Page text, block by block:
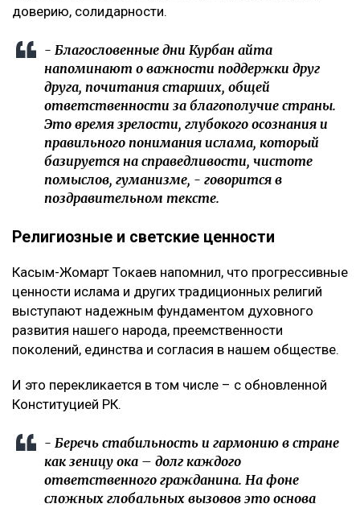
доверию, солидарности.
- Благословенные дни Курбан айта
напоминают о важности поддержки друг
друга, почитания старших, общей
ответственности за благополучие страны.
Это время зрелости, глубокого осознания и
правильного понимания ислама, который
базируется на справедливости, чистоте
помыслов, гуманизме, - говорится в
поздравительном тексте.
Религиозные и светские ценности
Касым-Жомарт Токаев напомнил, что прогрессивные
ценности ислама и других традиционных религий
выступают надежным фундаментом духовного
развития нашего народа, преемственности
поколений, единства и согласия в нашем обществе.
И это перекликается в том числе – с обновленной
Конституцией РК.
- Беречь стабильность и гармонию в стране
как зеницу ока – долг каждого
ответственного гражданина. На фоне
сложных глобальных вызовов это основа